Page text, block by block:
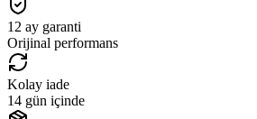
12 ay garanti
Orijinal performans
Kolay iade
14 gün içinde